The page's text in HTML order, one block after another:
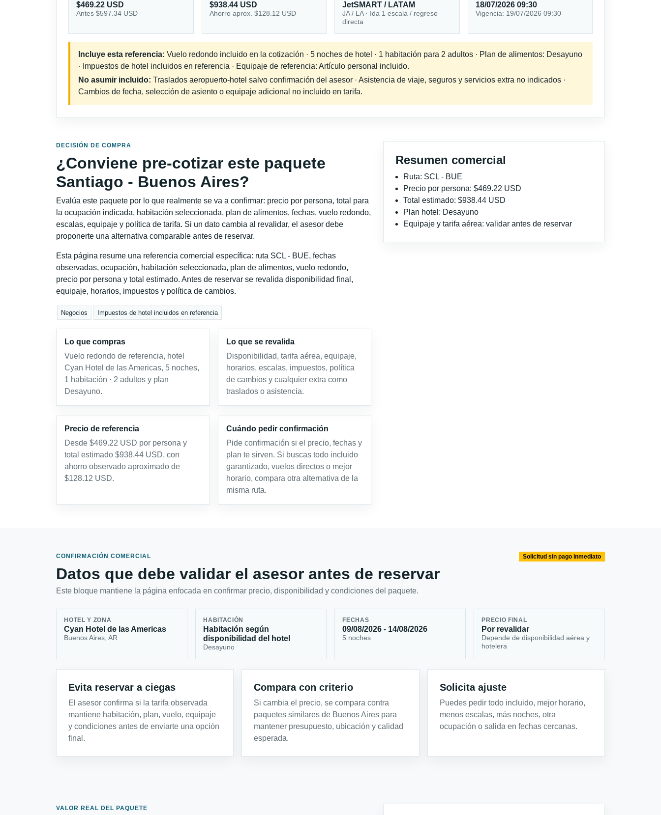
$469.22 USD
Antes $597.34 USD
$938.44 USD
Ahorro aprox. $128.12 USD
JetSMART / LATAM
JA / LA · Ida 1 escala / regreso
directa
18/07/2026 09:30
Vigencia: 19/07/2026 09:30
Incluye esta referencia: Vuelo redondo incluido en la cotización · 5 noches de hotel · 1 habitación para 2 adultos · Plan de alimentos: Desayuno
· Impuestos de hotel incluidos en referencia · Equipaje de referencia: Artículo personal incluido.
No asumir incluido: Traslados aeropuerto-hotel salvo confirmación del asesor · Asistencia de viaje, seguros y servicios extra no indicados ·
Cambios de fecha, selección de asiento o equipaje adicional no incluido en tarifa.
DECISIÓN DE COMPRA
¿Conviene pre-cotizar este paquete
Santiago - Buenos Aires?
Evalúa este paquete por lo que realmente se va a confirmar: precio por persona, total para
la ocupación indicada, habitación seleccionada, plan de alimentos, fechas, vuelo redondo,
escalas, equipaje y política de tarifa. Si un dato cambia al revalidar, el asesor debe
proponerte una alternativa comparable antes de reservar.
Esta página resume una referencia comercial específica: ruta SCL - BUE, fechas
observadas, ocupación, habitación seleccionada, plan de alimentos, vuelo redondo,
precio por persona y total estimado. Antes de reservar se revalida disponibilidad final,
equipaje, horarios, impuestos y política de cambios.
Negocios Impuestos de hotel incluidos en referencia
Lo que compras
Vuelo redondo de referencia, hotel
Cyan Hotel de las Americas, 5 noches,
1 habitación · 2 adultos y plan
Desayuno.
Lo que se revalida
Disponibilidad, tarifa aérea, equipaje,
horarios, escalas, impuestos, política
de cambios y cualquier extra como
traslados o asistencia.
Precio de referencia
Desde $469.22 USD por persona y
total estimado $938.44 USD, con
ahorro observado aproximado de
$128.12 USD.
Cuándo pedir confirmación
Pide confirmación si el precio, fechas y
plan te sirven. Si buscas todo incluido
garantizado, vuelos directos o mejor
horario, compara otra alternativa de la
misma ruta.
Resumen comercial
Ruta: SCL - BUE
Precio por persona: $469.22 USD
Total estimado: $938.44 USD
Plan hotel: Desayuno
Equipaje y tarifa aérea: validar antes de reservar
CONFIRMACIÓN COMERCIAL
Datos que debe validar el asesor antes de reservar
Este bloque mantiene la página enfocada en confirmar precio, disponibilidad y condiciones del paquete.
Solicitud sin pago inmediato
HOTEL Y ZONA
Cyan Hotel de las Americas
Buenos Aires, AR
HABITACIÓN
Habitación según
disponibilidad del hotel
Desayuno
FECHAS
09/08/2026 - 14/08/2026
5 noches
PRECIO FINAL
Por revalidar
Depende de disponibilidad aérea y
hotelera
Evita reservar a ciegas
El asesor confirma si la tarifa observada
mantiene habitación, plan, vuelo, equipaje
y condiciones antes de enviarte una opción
final.
Compara con criterio
Si cambia el precio, se compara contra
paquetes similares de Buenos Aires para
mantener presupuesto, ubicación y calidad
esperada.
Solicita ajuste
Puedes pedir todo incluido, mejor horario,
menos escalas, más noches, otra
ocupación o salida en fechas cercanas.
VALOR REAL DEL PAQUETE